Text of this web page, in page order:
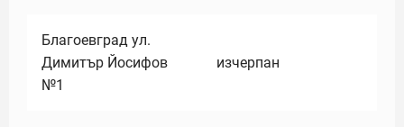
Благоевград ул.
Димитър Йосифов
№1
изчерпан